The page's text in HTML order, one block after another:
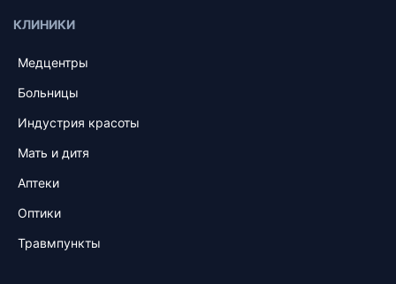
КЛИНИКИ
Медцентры
Больницы
Индустрия красоты
Мать и дитя
Аптеки
Оптики
Травмпункты